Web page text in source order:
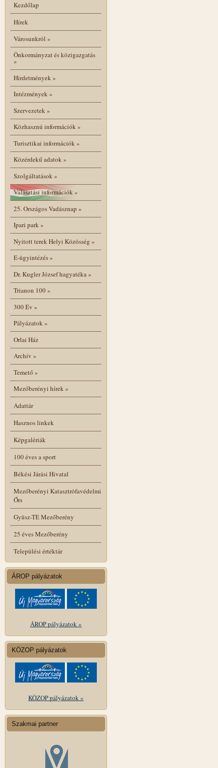
Kezdőlap
Hírek
Városunkról »
Önkormányzat és közigazgatás
»
Hirdetmények»
Intézmények»
Szervezetek»
Közhasznú információk»
Turisztikai információk»
Közérdekű adatok»
Szolgáltatások»
Választási információk»
25. Országos Vadásznap »
Ipari park»
Nyitott terek Helyi Közösség »
E-ügyintézés»
Dr. Kugler József hagyatéka»
Trianon 100»
300 Év »
Pályázatok»
Orlai Ház
Archív »
Temető»
Mezőberényi hírek»
Adattár
Hasznos linkek
Képgalériák
100 éves a sport
Békési Járási Hivatal
Mezőberényi Katasztrófavédelmi
Őrs
Gyüsz-TE Mezőberény
25 éves Mezőberény
Települési értéktár
ÁROP pályázatok
ÁROP pályázatok »
KÖZOP pályázatok
KÖZOP pályázatok »
Szakmai partner